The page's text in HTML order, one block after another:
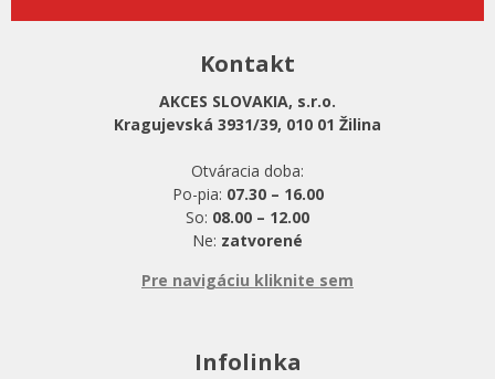
Kontakt
AKCES SLOVAKIA, s.r.o.
Kragujevská 3931/39, 010 01 Žilina
Otváracia doba:
Po-pia: 07.30 – 16.00
So: 08.00 – 12.00
Ne: zatvorené
Pre navigáciu kliknite sem
Infolinka